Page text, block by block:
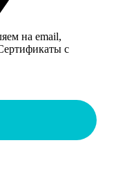
на email,
с